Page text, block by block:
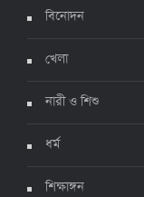
বিনোদন
খেলা
নারী ও শিশু
ধর্ম
শিক্ষাঙ্গন